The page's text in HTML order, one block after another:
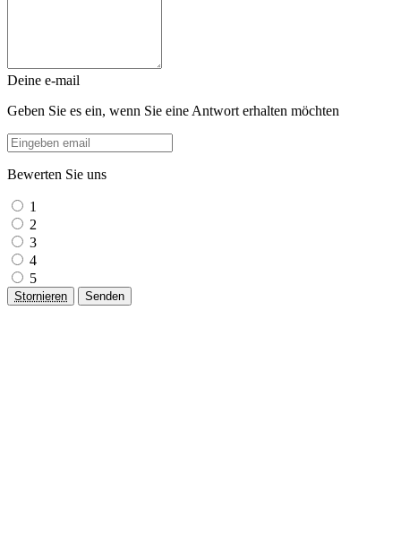
Deine e-mail
Geben Sie es ein, wenn Sie eine Antwort erhalten möchten
Bewerten Sie uns
1
2
3
4
5
Stornieren Senden